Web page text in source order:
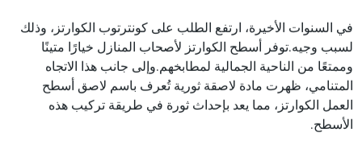
في السنوات الأخيرة، ارتفع الطلب على كونترتوب الكوارتز، وذلك
لسبب وجيه.توفر أسطح الكوارتز لأصحاب المنازل خيارًا متينًا
وممتعًا من الناحية الجمالية لمطابخهم.وإلى جانب هذا الاتجاه
المتنامي، ظهرت مادة لاصقة ثورية تُعرف باسم لاصق أسطح
العمل الكوارتز، مما يعد بإحداث ثورة في طريقة تركيب هذه
الأسطح.